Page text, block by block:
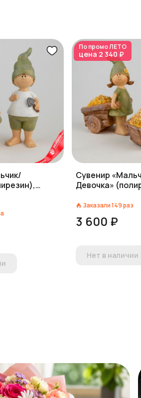
зеленый
По промоЛЕТО
цена 2 340 ₽
Сувенир
Девочка»
Заказали149раз
3 600 ₽
Нет в наличии